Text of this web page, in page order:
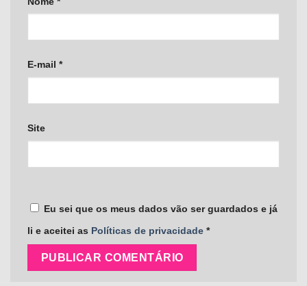
E-mail *
Site
Eu sei que os meus dados vão ser guardados e já
li e aceitei as Políticas de privacidade *